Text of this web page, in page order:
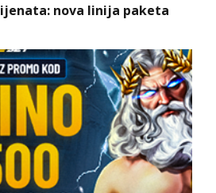
nova linija paketa